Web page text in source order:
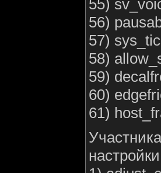
55)
56)
57)
58)
59)
60)
61)